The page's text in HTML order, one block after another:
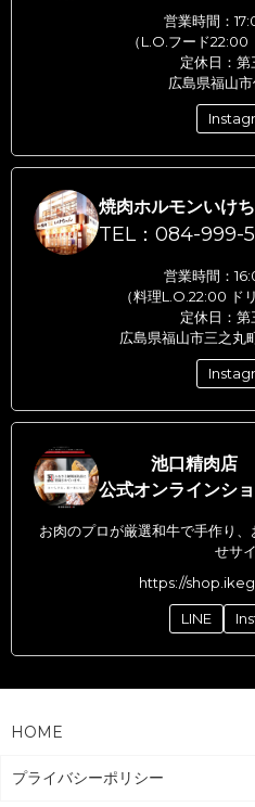
営業時間：
（L.O.フード22:00
定休日：第
広島県福山市
焼肉ホルモンいけ
TEL：084-999-
営業時間：
（料理L.O.22:00 ド
定休日：第
広島県福山市三之丸
池口精肉店
公式オンラインシ
お肉のプロが厳選和牛で手作り
せサ
https://
LINE
HOME
プライバシーポリシー